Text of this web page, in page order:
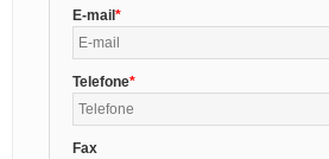
E-mail
Telefone
Fax